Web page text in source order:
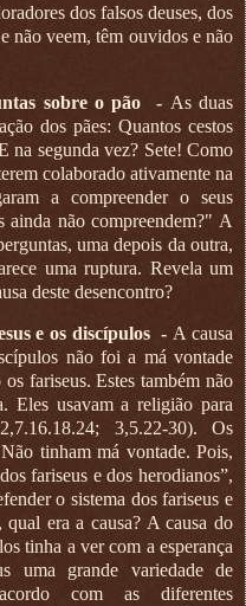
dos falsos deuses, dos
não veem, têm ouvidos e não
sobre o pão - As duas
dos pães: Quantos cestos
na segunda vez? Sete! Como
colaborado ativamente na
a compreender o seus
ainda não compreendem?" A
uma depois da outra,
uma ruptura. Revela um
deste desencontro?
e os discípulos - A causa
não foi a má vontade
fariseus. Estes também não
Eles usavam a religião para
3,5.22-30). Os
tinham má vontade. Pois,
fariseus e dos herodianos”,
o sistema dos fariseus e
qual era a causa? A causa do
tinha a ver com a esperança
uma grande variedade de
com as diferentes